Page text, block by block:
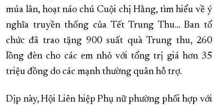
múa lân, hoạt náo chú Cuội chị Hằng, tìm hiểu về ý
nghĩa truyền thống của Tết Trung Thu… Ban tổ
chức đã trao tặng 900 suất quà Trung thu, 260
lồng đèn cho các em nhỏ với tổng trị giá hơn 35
triệu đồng do các mạnh thường quân hỗ trợ.
Dịp này, Hội Liên hiệp Phụ nữ phường phối hợp với